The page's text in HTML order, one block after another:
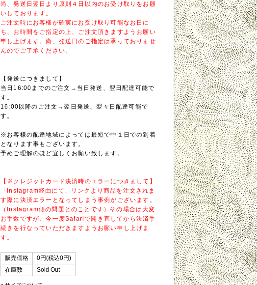
尚、発送日翌日より原則４日以内のお受け取りをお願
いしております。
ご注文時にお客様が確実にお受け取り可能なお日に
ち、お時間をご指定の上、ご注文頂きますようお願い
申し上げます。尚、発送日のご指定は承っておりませ
んのでご了承ください。
【発送につきまして】
当日16:00までのご注文→当日発送、翌日配達可能で
す。
16:00以降のご注文→翌日発送、翌々日配達可能で
す。
※お客様の配達地域によっては最短で中１日での到着
となります事もございます。
予めご理解のほど宜しくお願い致します。
【※クレジットカード決済時のエラーにつきまして】
「Instagram経由にて」リンクより商品を注文されま
す際に決済エラーとなってしまう事例がございます。
（Instagram側の問題とのことです）その場合は大変
お手数ですが、今一度Safariで開き直してから決済手
続きを行なっていただきますようお願い申し上げま
す。
販売価格
0円(税込0円)
在庫数
Sold Out